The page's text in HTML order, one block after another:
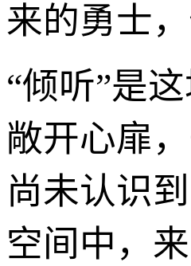
来的勇士
“倾听”是
敞开心扉
尚未认识
空间中，